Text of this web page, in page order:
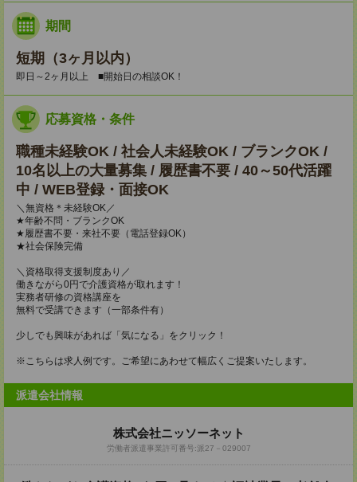
期間
短期（3ヶ月以内）
即日～2ヶ月以上 ■開始日の相談OK！
応募資格・条件
職種未経験OK / 社会人未経験OK / ブランクOK /
10名以上の大量募集 / 履歴書不要 / 40～50代活躍
中 / WEB登録・面接OK
＼無資格＊未経験OK／
★年齢不問・ブランクOK
★履歴書不要・来社不要（電話登録OK）
★社会保険完備
＼資格取得支援制度あり／
働きながら0円で介護資格が取れます！
実務者研修の資格講座を
無料で受講できます（一部条件有）
少しでも興味があれば「気になる」をクリック！
※こちらは求人例です。ご希望にあわせて幅広くご提案いたします。
派遣会社情報
株式会社ニッソーネット
労働者派遣事業許可番号:派27－029007